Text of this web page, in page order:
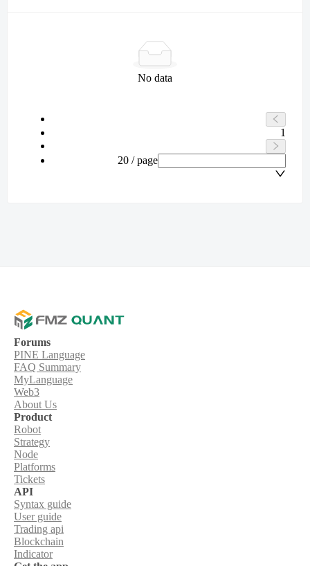
No data
1
20 / page
Forums
PINE Language
FAQ Summary
MyLanguage
Web3
About Us
Product
Robot
Strategy
Node
Platforms
Tickets
API
Syntax guide
User guide
Trading api
Blockchain
Indicator